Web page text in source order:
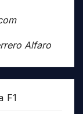
Alfaro
F1